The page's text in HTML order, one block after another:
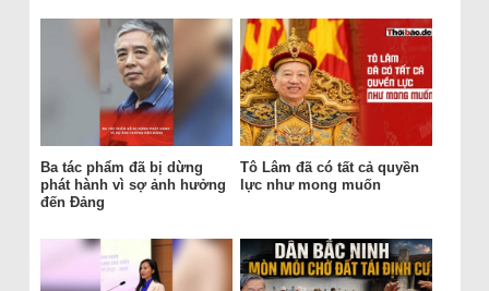
Ba tác phẩm đã bị dừng
phát hành vì sợ ảnh hưởng
đến Đảng
Tô Lâm đã có tất cả quyền
lực như mong muốn